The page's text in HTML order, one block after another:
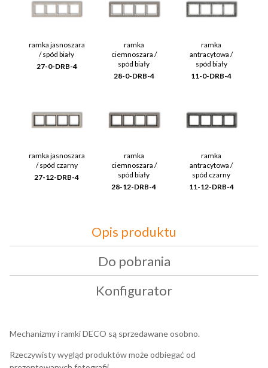
ramka jasnoszara
/ spód biały
27-0-DRB-4
ramka
ciemnoszara /
spód biały
28-0-DRB-4
ramka
antracytowa /
spód biały
11-0-DRB-4
ramka jasnoszara
/ spód czarny
27-12-DRB-4
ramka
ciemnoszara /
spód biały
28-12-DRB-4
ramka
antracytowa /
spód czarny
11-12-DRB-4
Opis produktu
Do pobrania
Konfigurator
Mechanizmy i ramki DECO są sprzedawane osobno.
Rzeczywisty wygląd produktów może odbiegać od